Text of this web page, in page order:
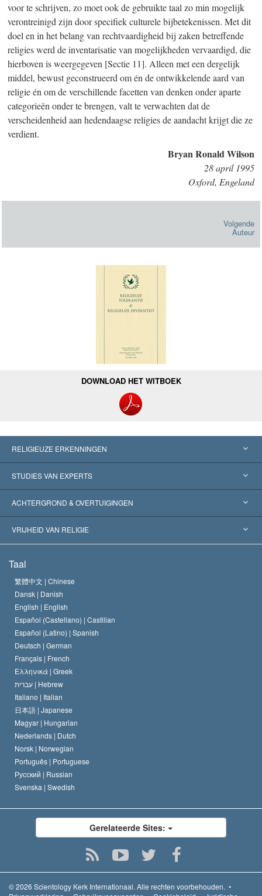
voor te schrijven, zo moet ook de gebruikte taal zo min mogelijk
verontreinigd zijn door specifiek culturele bijbetekenissen. Met dit
doel en in het belang van rechtvaardigheid bij zaken betreffende
religies werd de inventarisatie van mogelijkheden vervaardigd, die
hierboven is weergegeven [Sectie 11]. Alleen met een dergelijk
middel, bewust geconstrueerd om én de ontwikkelende aard van
religie én om de verschillende facetten van denken onder aparte
categorieën onder te brengen, valt te verwachten dat de
verscheidenheid aan hedendaagse religies de aandacht krijgt die ze
verdient.
Bryan Ronald Wilson
28 april 1995
Oxford, Engeland
Volgende
Auteur
DOWNLOAD HET WITBOEK
RELIGIEUZE ERKENNINGEN
Verenigde Staten
Wereldwijde Erkenningen
Historische Beslissingen
STUDIES VAN EXPERTS
Expertises per Categorie
’s Werelds Meest Vooraanstaande Experts
ACHTERGROND & OVERTUIGINGEN
L. Ron Hubbard
Het Credo van de Scientology Kerk
De Code van een Scientoloog
David Miscavige
VRIJHEID VAN RELIGIE
Internationale Mensenrechten Standaards
Verklaring over Religie
Taal
繁體中文 | Chinese
Dansk | Danish
English | English
Español (Castellano) | Castilian
Español (Latino) | Spanish
Deutsch | German
Français | French
Ελληνικά | Greek
עברית | Hebrew
Italiano | Italian
日本語 | Japanese
Magyar | Hungarian
Nederlands | Dutch
Norsk | Norwegian
Português | Portuguese
Русский | Russian
Svenska | Swedish
Gerelateerde Sites:
© 2026 Scientology Kerk Internationaal. Alle rechten voorbehouden. •